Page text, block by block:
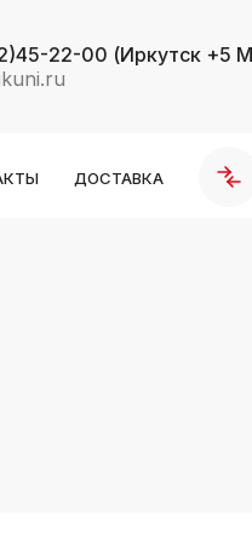
22-00 (Иркутск +5
ДОСТАВКА